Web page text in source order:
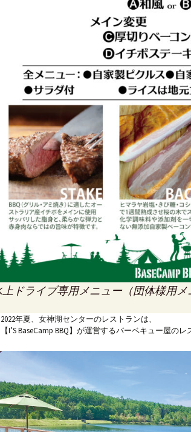
ドライブ専用メニュー（団体様用メ
2022年夏、女神湖センターのレストランは、
【I’S BaseCamp BBQ】が運営するバーベキュー屋の